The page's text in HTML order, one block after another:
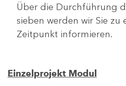
Über die Durchführung
sieben werden wir Sie zu
Zeitpunkt informieren.
Einzelprojekt Modul